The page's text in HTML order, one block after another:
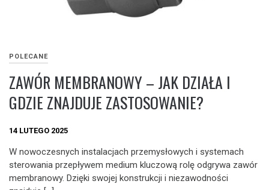
POLECANE
ZAWÓR MEMBRANOWY – JAK DZIAŁA I
GDZIE ZNAJDUJE ZASTOSOWANIE?
14 LUTEGO 2025
W nowoczesnych instalacjach przemysłowych i systemach
sterowania przepływem medium kluczową rolę odgrywa zawór
membranowy. Dzięki swojej konstrukcji i niezawodności